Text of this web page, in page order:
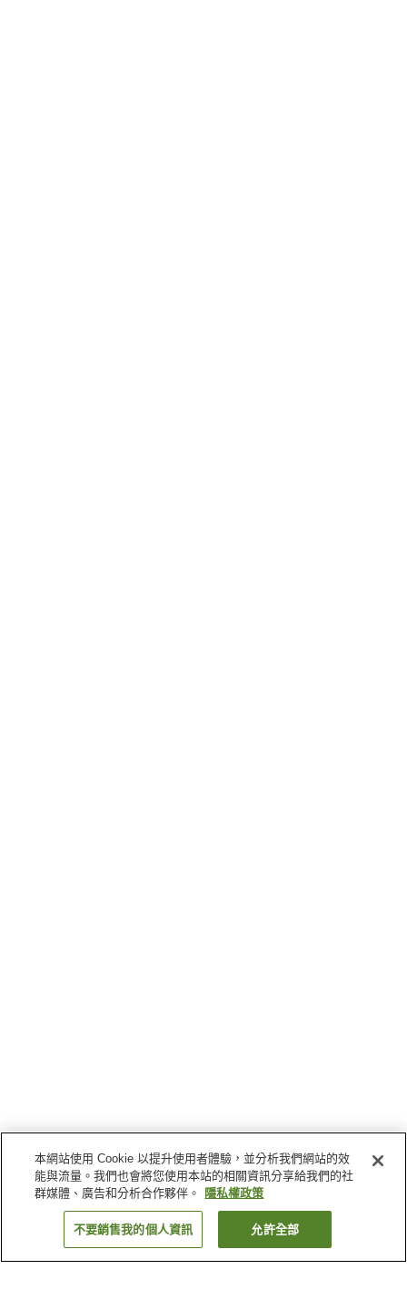
本網站使用 Cookie 以提升使用者體驗，並分析我們網站的效
能與流量。我們也會將您使用本站的相關資訊分享給我們的社
群媒體、廣告和分析合作夥伴。
隱私權政策
不要銷售我的個人資訊 允許全部